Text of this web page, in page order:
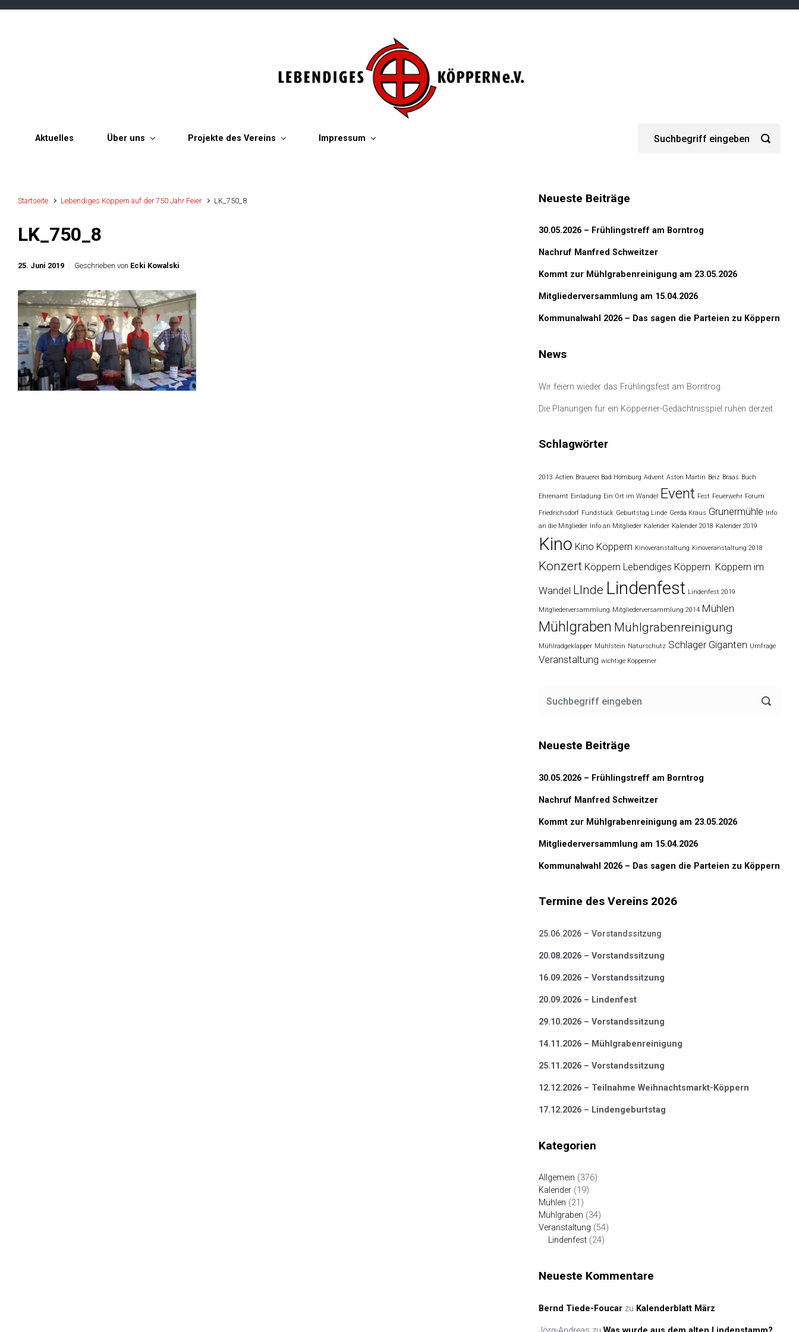
Zum Hauptinhalt springen
Aktuelles Über uns Projekte des Vereins Impressum
Startseite Lebendiges Köppern auf der 750 Jahr Feier LK_750_8
LK_750_8
25. Juni 2019 Geschrieben von Ecki Kowalski
Neueste Beiträge
30.05.2026 – Frühlingstreff am Borntrog
Nachruf Manfred Schweitzer
Kommt zur Mühlgrabenreinigung am 23.05.2026
Mitgliederversammlung am 15.04.2026
Kommunalwahl 2026 – Das sagen die Parteien zu Köppern
News
Wir feiern wieder das Frühlingsfest am Borntrog
Die Planungen für ein Köpperner-Gedächtnisspiel ruhen derzeit.
Schlagwörter
2013 Actien Brauerei Bad Homburg Advent Aston Martin Beiz Braas Buch
Ehrenamt Einladung Ein Ort im Wandel Event Fest Feuerwehr Forum
Friedrichsdorf Fundstück Geburtstag Linde Gerda Kraus Grunermühle
Info
an die Mitglieder
Info an Mitglieder Kalender Kalender 2018 Kalender 2019
Kino Kino Köppern Kinoveranstaltung Kinoveranstaltung 2018
Konzert Köppern Lebendiges Köppern. Köppern im
Wandel LInde Lindenfest Lindenfest 2019
Mitgliederversammlung Mitgliederversammlung 2014 Mühlen
Mühlgraben Mühlgrabenreinigung
Mühlradgeklapper Mühlstein Naturschutz Schlager Giganten Umfrage
Veranstaltung wichtige Köpperner
Neueste Beiträge
30.05.2026 – Frühlingstreff am Borntrog
Nachruf Manfred Schweitzer
Kommt zur Mühlgrabenreinigung am 23.05.2026
Mitgliederversammlung am 15.04.2026
Kommunalwahl 2026 – Das sagen die Parteien zu Köppern
Termine des Vereins 2026
25.06.2026 – Vorstandssitzung
20.08.2026 – Vorstandssitzung
16.09.2026 – Vorstandssitzung
20.09.2026 – Lindenfest
29.10.2026 – Vorstandssitzung
14.11.2026 – Mühlgrabenreinigung
25.11.2026 – Vorstandssitzung
12.12.2026 – Teilnahme Weihnachtsmarkt-Köppern
17.12.2026 – Lindengeburtstag
Kategorien
Allgemein (376)
Kalender (19)
Mühlen (21)
Mühlgraben (34)
Veranstaltung (54)
Lindenfest (24)
Neueste Kommentare
Bernd Tiede-Foucar zu Kalenderblatt März